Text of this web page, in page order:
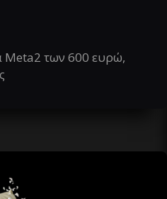
Meta2 των 600 ευρώ,